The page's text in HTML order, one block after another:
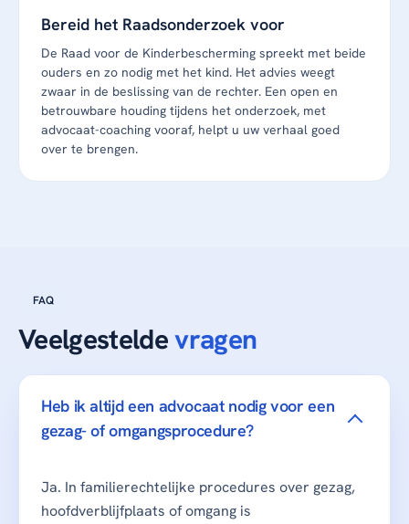
Bereid het Raadsonderzoek voor
De Raad voor de Kinderbescherming spreekt met beide
ouders en zo nodig met het kind. Het advies weegt
zwaar in de beslissing van de rechter. Een open en
betrouwbare houding tijdens het onderzoek, met
advocaat-coaching vooraf, helpt u uw verhaal goed
over te brengen.
FAQ
Veelgesteldevragen
Heb ik altijd een advocaat nodig voor een
gezag- of omgangsprocedure?
Ja. In familierechtelijke procedures over gezag,
hoofdverblijfplaats of omgang is